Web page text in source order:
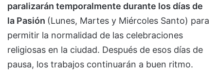
paralizarán temporalmente durante los días de
la Pasión (Lunes, Martes y Miércoles Santo) para
permitir la normalidad de las celebraciones
religiosas en la ciudad. Después de esos días de
pausa, los trabajos continuarán a buen ritmo.